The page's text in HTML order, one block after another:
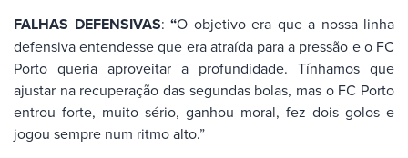
FALHAS DEFENSIVAS: “O objetivo era que a nossa linha
defensiva entendesse que era atraída para a pressão e o FC
Porto queria aproveitar a profundidade. Tínhamos que
ajustar na recuperação das segundas bolas, mas o FC Porto
entrou forte, muito sério, ganhou moral, fez dois golos e
jogou sempre num ritmo alto.”